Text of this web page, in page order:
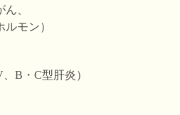
、
モン）
B・C型肝炎）